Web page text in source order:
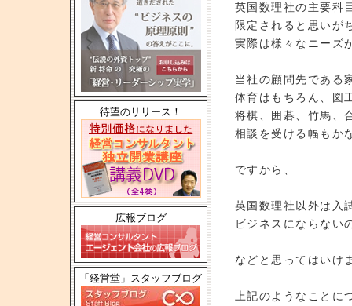
待望のリリース！
広報ブログ
「経営堂」スタッフブログ
英国数理社の主要科
限定されると思いが
実際は様々なニーズ
当社の顧問先である
体育はもちろん、図
将棋、囲碁、竹馬、
相談を受ける幅もか
ですから、
英国数理社以外は入
ビジネスにならない
などと思ってはいけ
上記のようなことに